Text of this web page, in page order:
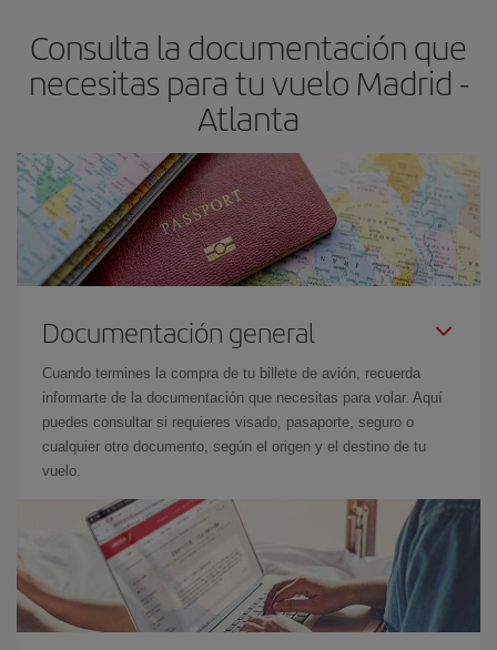
Consulta la documentación que
necesitas para tu vuelo Madrid -
Atlanta
Documentación general
Cuando termines la compra de tu billete de avión, recuerda
informarte de la documentación que necesitas para volar. Aquí
puedes consultar si requieres visado, pasaporte, seguro o
cualquier otro documento, según el origen y el destino de tu
vuelo.